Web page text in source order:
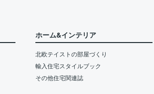
ホーム&インテリア
北欧テイストの部屋づくり
輸入住宅スタイルブック
その他住宅関連誌